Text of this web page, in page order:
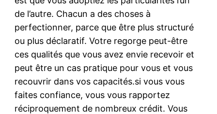
de l’autre. Chacun a des choses à
perfectionner, parce que être plus structuré
ou plus déclaratif. Votre regorge peut-être
ces qualités que vous avez envie recevoir et
peut être un cas pratique pour vous et vous
recouvrir dans vos capacités.si vous vous
faites confiance, vous vous rapportez
réciproquement de nombreux crédit. Vous